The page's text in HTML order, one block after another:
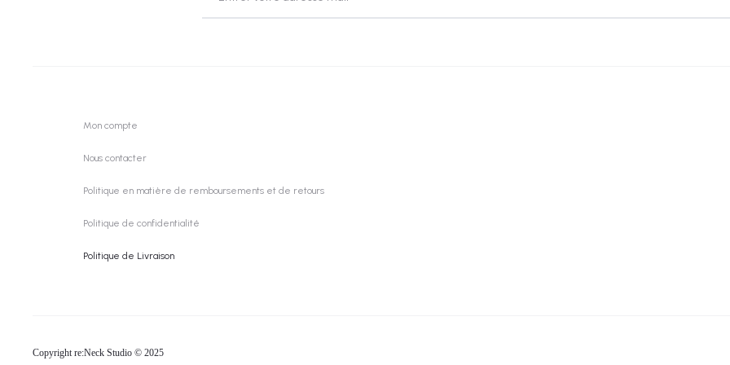
Mon compte
Nous contacter
Politique en matière de remboursements et de retours
Politique de confidentialité
Politique de Livraison
Copyright re:Neck Studio © 2025